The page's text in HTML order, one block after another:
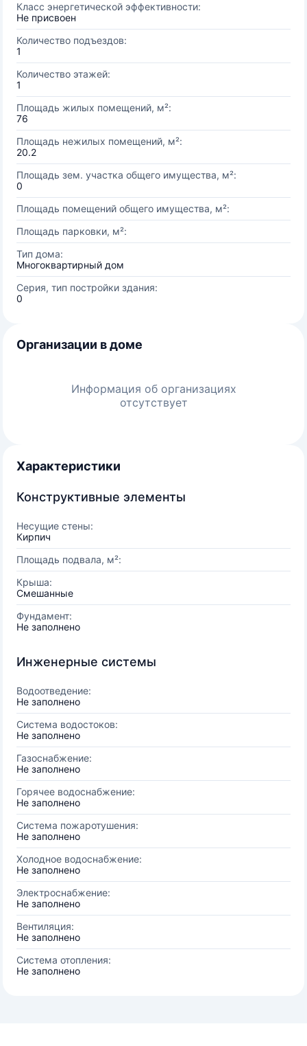
Класс энергетической эффективности:
Не присвоен
Количество подъездов:
1
Количество этажей:
1
Площадь жилых помещений, м²:
76
Площадь нежилых помещений, м²:
20.2
Площадь зем. участка общего имущества, м²:
0
Площадь помещений общего имущества, м²:
Площадь парковки, м²:
Тип дома:
Многоквартирный дом
Серия, тип постройки здания:
0
Организации в доме
Информация об организациях
отсутствует
Характеристики
Конструктивные элементы
Несущие стены:
Кирпич
Площадь подвала, м²:
Крыша:
Смешанные
Фундамент:
Не заполнено
Инженерные системы
Водоотведение:
Не заполнено
Система водостоков:
Не заполнено
Газоснабжение:
Не заполнено
Горячее водоснабжение:
Не заполнено
Система пожаротушения:
Не заполнено
Холодное водоснабжение:
Не заполнено
Электроснабжение:
Не заполнено
Вентиляция:
Не заполнено
Система отопления:
Не заполнено